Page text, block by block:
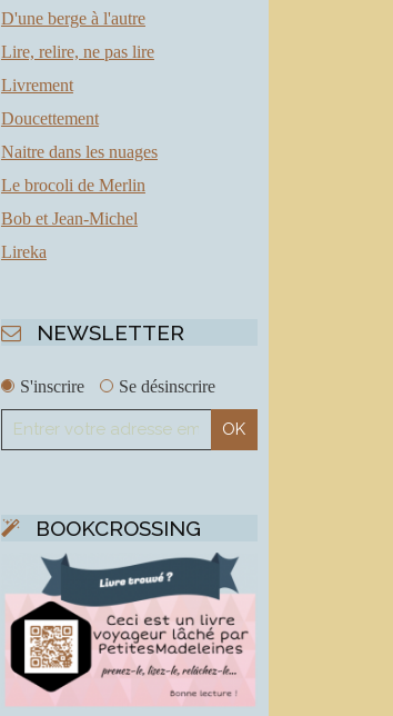
D'une berge à l'autre
Lire, relire, ne pas lire
Livrement
Doucettement
Naitre dans les nuages
Le brocoli de Merlin
Bob et Jean-Michel
Lireka
NEWSLETTER
S'inscrire Se désinscrire
BOOKCROSSING